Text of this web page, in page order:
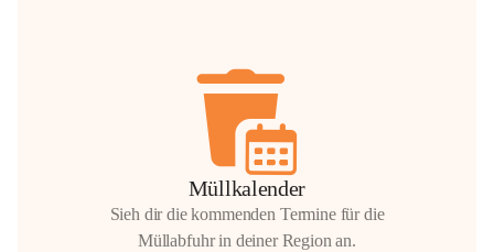
Müllkalender
Sieh dir die kommenden Termine für die
Müllabfuhr in deiner Region an.